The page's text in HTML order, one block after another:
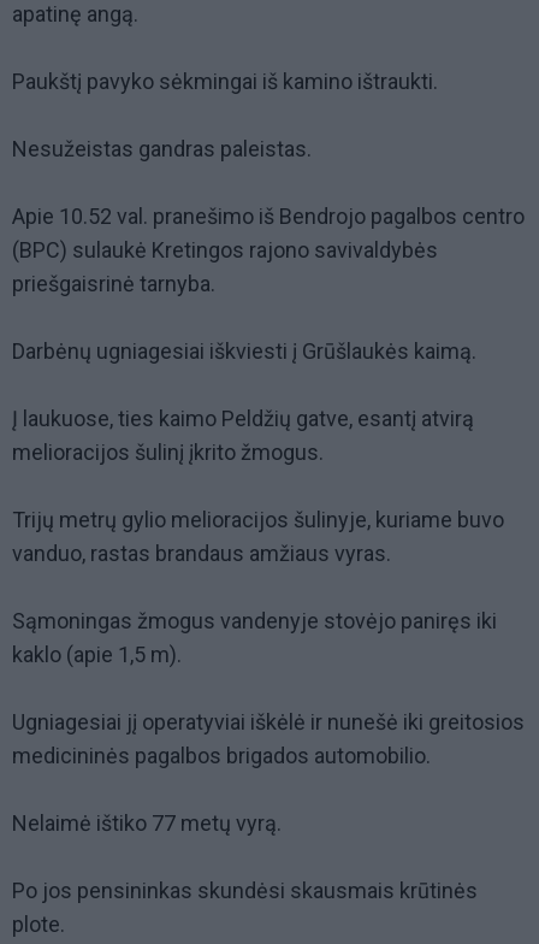
apatinę angą.
Paukštį pavyko sėkmingai iš kamino ištraukti.
Nesužeistas gandras paleistas.
Apie 10.52 val. pranešimo iš Bendrojo pagalbos centro
(BPC) sulaukė Kretingos rajono savivaldybės
priešgaisrinė tarnyba.
Darbėnų ugniagesiai iškviesti į Grūšlaukės kaimą.
Į laukuose, ties kaimo Peldžių gatve, esantį atvirą
melioracijos šulinį įkrito žmogus.
Trijų metrų gylio melioracijos šulinyje, kuriame buvo
vanduo, rastas brandaus amžiaus vyras.
Sąmoningas žmogus vandenyje stovėjo paniręs iki
kaklo (apie 1,5 m).
Ugniagesiai jį operatyviai iškėlė ir nunešė iki greitosios
medicininės pagalbos brigados automobilio.
Nelaimė ištiko 77 metų vyrą.
Po jos pensininkas skundėsi skausmais krūtinės
plote.